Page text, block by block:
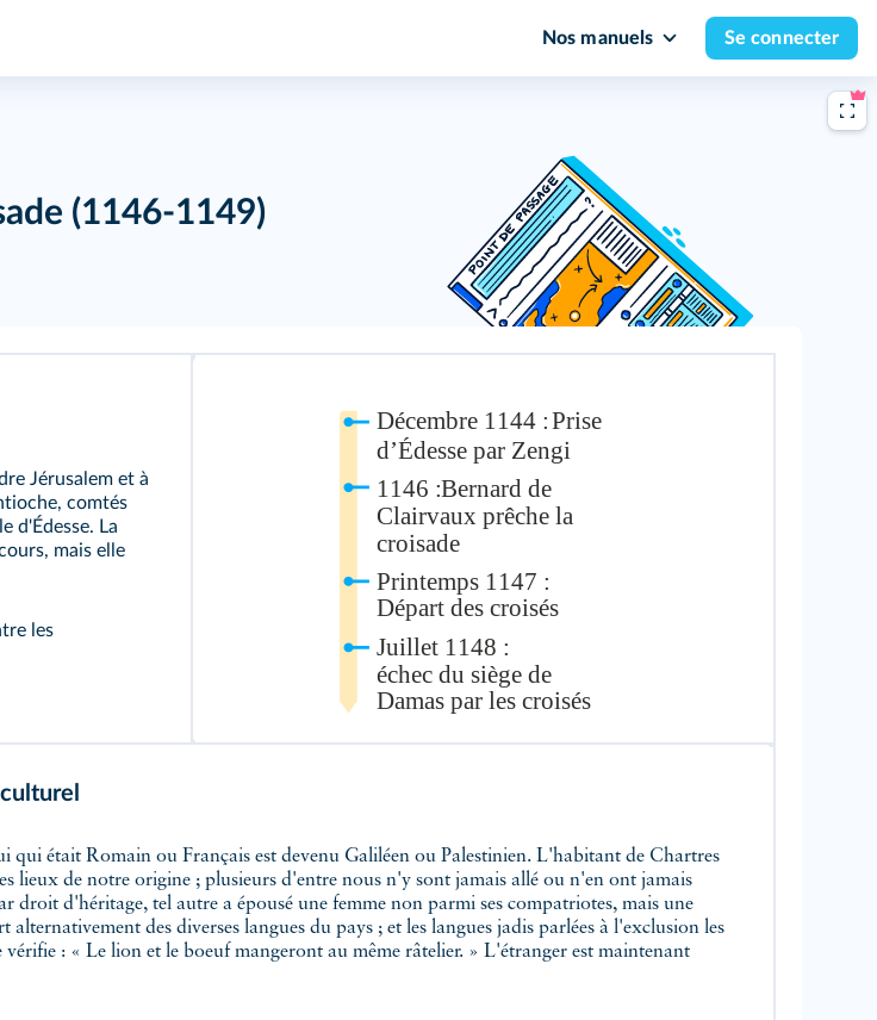
Nos manuels Se connecter
(1146-1149)
Jérusalem et à
comtés
d'Édesse. La
mais elle
les
lieux de notre origine ; plusieurs d'entre nous n'y sont jamais allé ou n'en ont jamais
droit d'héritage, tel autre a épousé une femme non parmi ses compatriotes, mais une
des diverses langues du pays ; et les langues jadis parlées à l'exclusion les
: « Le lion et le boeuf mangeront au même râtelier. » L'étranger est maintenant